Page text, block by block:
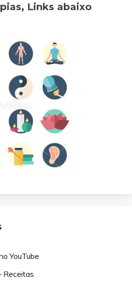
Links abaixo
YouTube
Receitas